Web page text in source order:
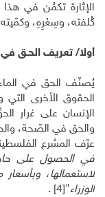
الإثارة تكمُن في
كُلفته، وسِعْرِهِ،
أولا/ تعريف الحـق في
يُصنّف الحق في
الحقوق الأخرى التي
الإنسان على غرار
والحق في الصّحة،
عرّف المشرع
في الحصول على
لاستعمالها،
الوزراء"
[4]
.